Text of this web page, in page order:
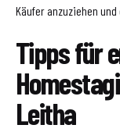
Käufer anzuziehen
Tipps für
Leitha